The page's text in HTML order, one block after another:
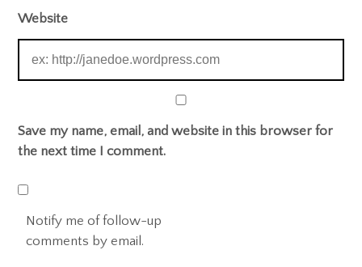
Website
Save my name, email, and website in this browser for
the next time I comment.
Notify me of follow-up
comments by email.